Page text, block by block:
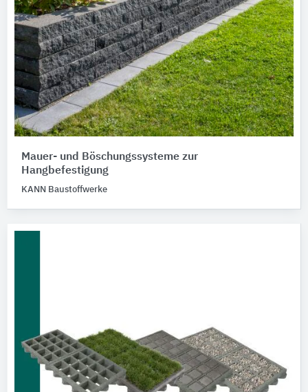
Mauer- und Böschungssysteme zur
Hangbefestigung
KANN Baustoffwerke